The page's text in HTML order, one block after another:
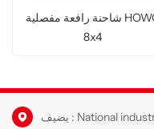
شاحنة رافعة مفصلية HOWO
8x4
يضيف : National industry zone, suizhou city, hubei province,